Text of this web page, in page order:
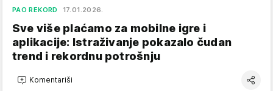
PAO REKORD 17.01.2026.
Sve više plaćamo za mobilne igre i
aplikacije: Istraživanje pokazalo čudan
trend i rekordnu potrošnju
Komentariši